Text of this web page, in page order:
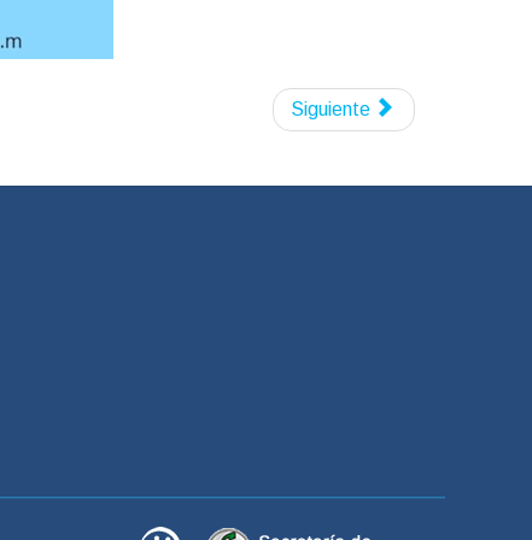
intestinal, megacolon congénito,
en estado de embarazo o si
Siguiente